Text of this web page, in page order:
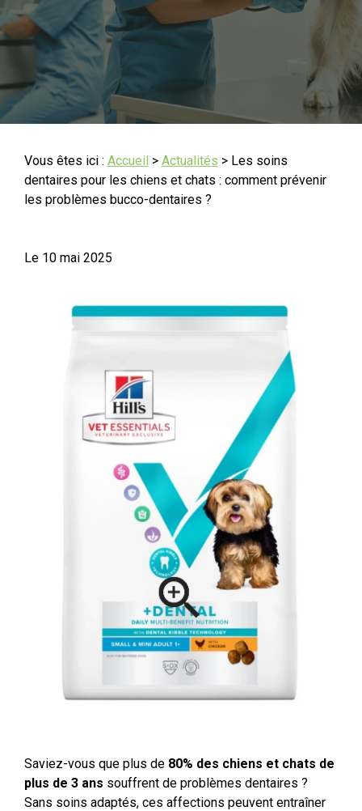
Vous êtes ici : Accueil > Actualités > Les soins
dentaires pour les chiens et chats : comment prévenir
les problèmes bucco-dentaires ?
Le 10 mai 2025
Saviez-vous que plus de 80% des chiens et chats de
plus de 3 ans souffrent de problèmes dentaires ?
Sans soins adaptés, ces affections peuvent entraîner